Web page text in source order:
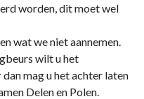
worden, dit moet wel
wat we niet aannemen.
wilt u het
mag u het achter laten
Delen en Polen.